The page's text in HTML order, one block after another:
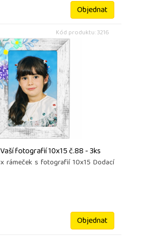
Objednat
Kód produktu: 3216
fotografií 10x15 č.88 - 3ks
rámeček s fotografií 10x15 Dodací
Objednat